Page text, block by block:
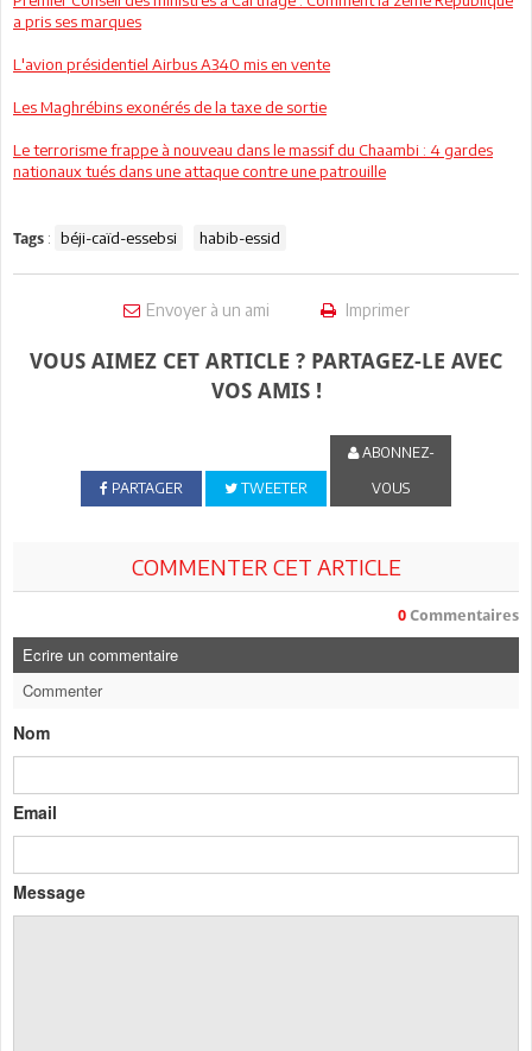
a pris ses marques
L'avion présidentiel Airbus A340 mis en vente
Les Maghrébins exonérés de la taxe de sortie
Le terrorisme frappe à nouveau dans le massif du Chaambi : 4 gardes
nationaux tués dans une attaque contre une patrouille
Tags : béji-caïd-essebsi habib-essid
Envoyer à un ami Imprimer
VOUS AIMEZ CET ARTICLE ? PARTAGEZ-LE AVEC
VOS AMIS !
PARTAGER TWEETER
ABONNEZ-
VOUS
COMMENTER CET ARTICLE
0 Commentaires
Ecrire un commentaire
Commenter
Nom
Email
Message